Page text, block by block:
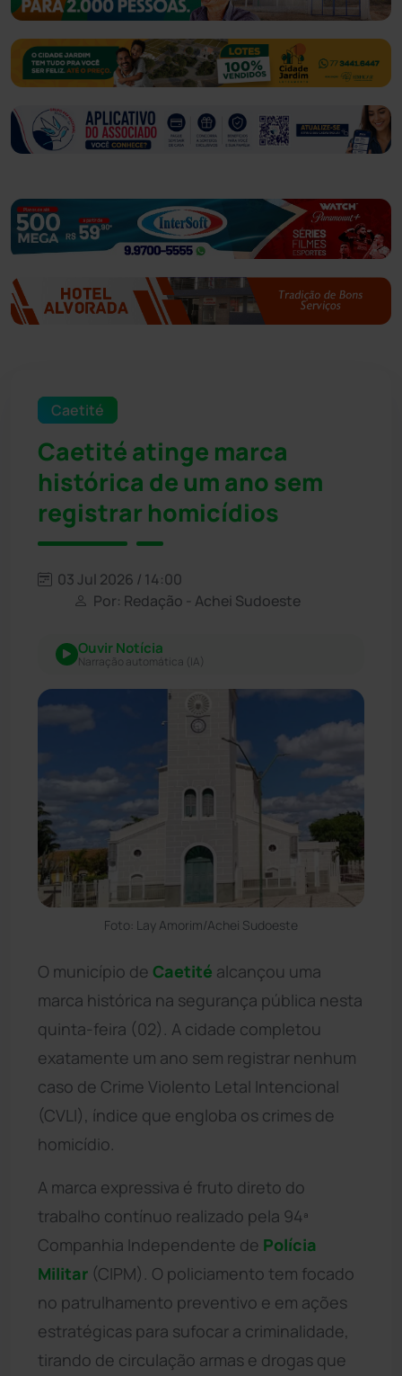
Caetité
Caetité atinge marca
histórica de um ano sem
registrar homicídios
03 Jul 2026 / 14:00
Por: Redação - Achei Sudoeste
Ouvir Notícia
Narração automática (IA)
Foto: Lay Amorim/Achei Sudoeste
O município de Caetité alcançou uma
marca histórica na segurança pública nesta
quinta-feira (02). A cidade completou
exatamente um ano sem registrar nenhum
caso de Crime Violento Letal Intencional
(CVLI), índice que engloba os crimes de
homicídio.
A marca expressiva é fruto direto do
trabalho contínuo realizado pela 94ª
Companhia Independente de Polícia
Militar (CIPM). O policiamento tem focado
no patrulhamento preventivo e em ações
estratégicas para sufocar a criminalidade,
tirando de circulação armas e drogas que